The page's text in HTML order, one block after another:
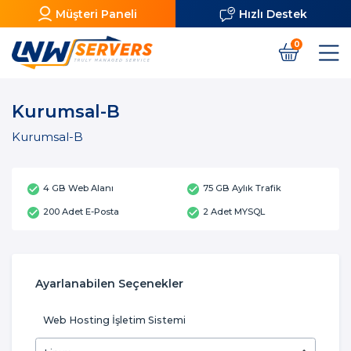
Müşteri Paneli Hızlı Destek
0
Kurumsal-B
Kurumsal-B
4 GB Web Alanı 75 GB Aylık Trafik
200 Adet E-Posta 2 Adet MYSQL
Ayarlanabilen Seçenekler
Web Hosting İşletim Sistemi